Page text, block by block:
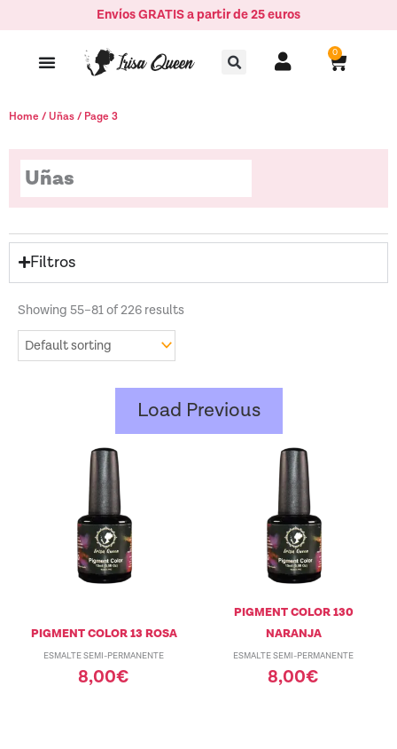
al
Envíos GRATIS a partir de 25 euros
Buscar 0
Carrito
Home / Uñas / Page 3
Uñas
Filtros
Showing 55–81 of 226 results
Load Previous
PIGMENT COLOR 13 ROSA
ESMALTE SEMI-PERMANENTE
8,00€
PIGMENT COLOR 130
NARANJA
ESMALTE SEMI-PERMANENTE
8,00€